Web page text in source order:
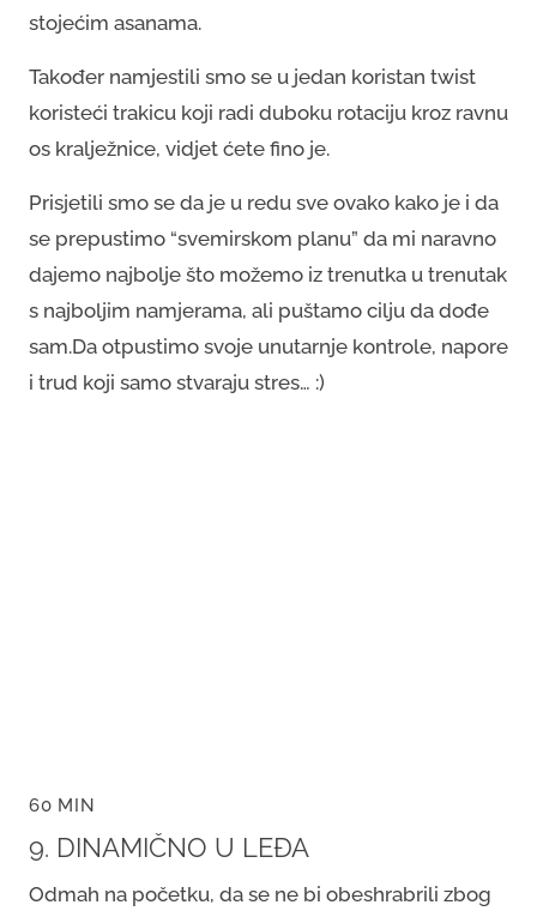
stojećim asanama.
Također namjestili smo se u jedan koristan twist
koristeći trakicu koji radi duboku rotaciju kroz ravnu
os kralježnice, vidjet ćete fino je.
Prisjetili smo se da je u redu sve ovako kako je i da
se prepustimo “svemirskom planu” da mi naravno
dajemo najbolje što možemo iz trenutka u trenutak
s najboljim namjerama, ali puštamo cilju da dođe
sam.Da otpustimo svoje unutarnje kontrole, napore
i trud koji samo stvaraju stres… :)
60 MIN
9. DINAMIČNO U LEĐA
Odmah na početku, da se ne bi obeshrabrili zbog